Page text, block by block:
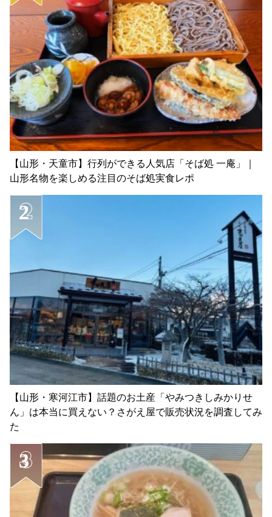
【山形・天童市】行列ができる人気店「そば処 一庵」｜
山形名物を楽しめる注目のそば処実食レポ
【山形・寒河江市】話題のお土産「やみつきしみかりせ
ん」は本当に買えない？さがえ屋で販売状況を調査してみ
た